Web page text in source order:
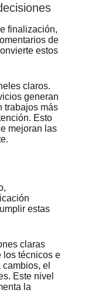
finalización,
de
estos
claros.
generan
trabajos más
Esto
mejoran las
estas
claras
los técnicos e
el
Este nivel
la